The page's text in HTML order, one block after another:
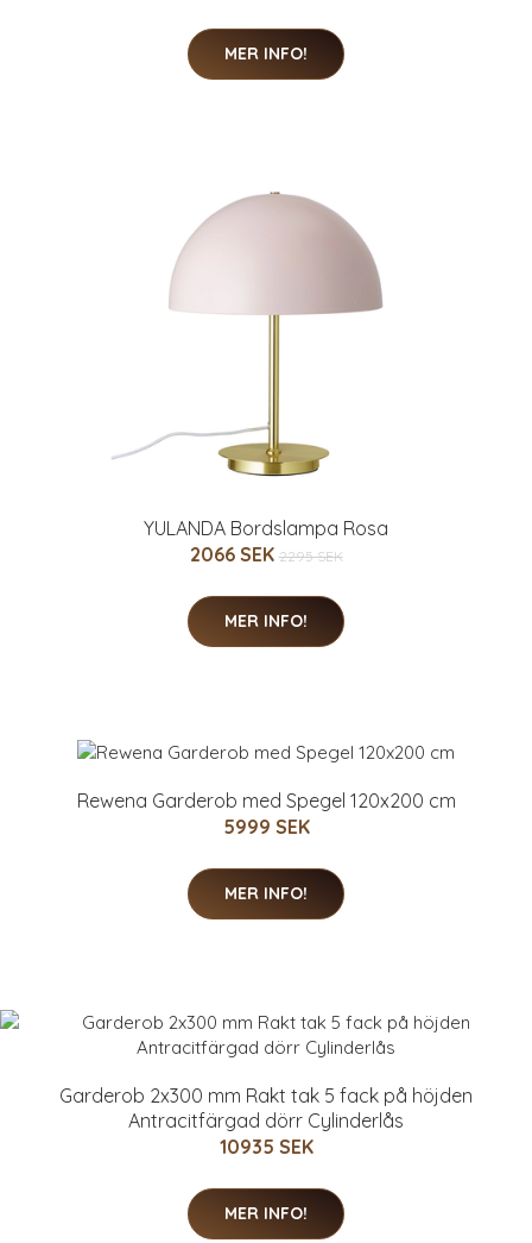
MER INFO!
YULANDA Bordslampa Rosa
2066 SEK 2295 SEK
MER INFO!
Rewena Garderob med Spegel 120x200 cm
5999 SEK
MER INFO!
Garderob 2x300 mm Rakt tak 5 fack på höjden
Antracitfärgad dörr Cylinderlås
10935 SEK
MER INFO!